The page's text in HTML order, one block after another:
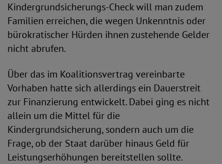
Kindergrundsicherungs-Check will man zudem
Familien erreichen, die wegen Unkenntnis oder
bürokratischer Hürden ihnen zustehende Gelder
nicht abrufen.
Über das im Koalitionsvertrag vereinbarte
Vorhaben hatte sich allerdings ein Dauerstreit
zur Finanzierung entwickelt. Dabei ging es nicht
allein um die Mittel für die
Kindergrundsicherung, sondern auch um die
Frage, ob der Staat darüber hinaus Geld für
Leistungserhöhungen bereitstellen sollte.